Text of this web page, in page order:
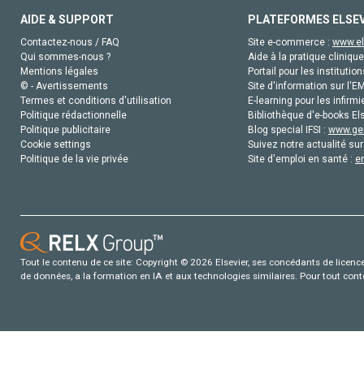
AIDE & SUPPORT
Contactez-nous / FAQ
Qui sommes-nous ?
Mentions légales
© - Avertissements
Termes et conditions d'utilisation
Politique rédactionnelle
Politique publicitaire
Cookie settings
Politique de la vie privée
PLATEFORMES
Site e-commerce :
Aide à la pratique
Portail pour les
Site d'information sur
E-learning pour les
Bibliothèque d'e-books
Blog special IFSI :
Suivez notre actualité
Site d'emploi en santé :
Tout le contenu de ce site: Copyright © 2026 Elsevier, ses concédants de
de données, a la formation en IA et aux technologies similaires. Pour tout